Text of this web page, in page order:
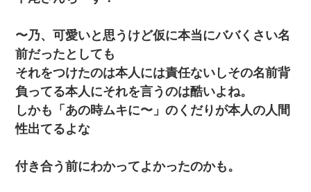
ていき、1時間後に号泣しながら出てきて…
三年働いてたパートを突然クビになった。しかし元職場の主要取
引先のトップが母方の叔父だったので…
〜乃、可愛いと思うけど仮に本当にババくさい名
前だったとしても
それをつけたのは本人には責任ないしその名前背
負ってる本人にそれを言うのは酷いよね。
しかも「あの時ムキに〜」のくだりが本人の人間
性出てるよな
付き合う前にわかってよかったのかも。